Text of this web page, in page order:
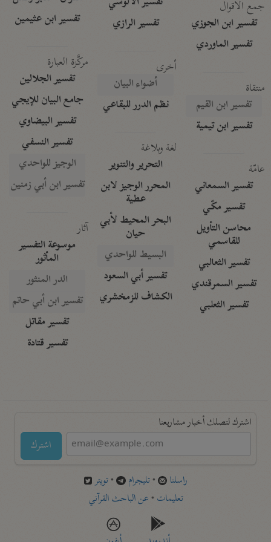
جمع الأقوال
تفسير ابن الجوزي
تفسير الماوردي
منتقاة
تفسير ابن القيم
تفسير ابن تيمية
عامّة
تفسير السمعاني
تفسير مكّي
محاسن التأويل
للقاسمي
تفسير الثعالبي
تفسير السمرقندي
تفسير الثعلبي
تفسير الرازي
أخرى
أضواء البيان
نظم الدرر للبقاعي
لغة وبلاغة
التحرير والتنوير
المحرر الوجيز لابن
عطية
البحر المحيط لأبي
حيان
البسيط للواحدي
تفسير أبي السعود
الكشاف للزمخشري
تفسير ابن عثيمين
مركَّزة العبارة
تفسير الجلالين
جامع البيان للإيجي
تفسير البيضاوي
تفسير النسفي
الوجيز للواحدي
تفسير ابن أبي زمنين
آثار
موسوعة التفسير
المأثور
الدر المنثور
تفسير ابن أبي حاتم
تفسير مقاتل
تفسير قتادة
اشترك لتصلك أخبار مشاريعنا
اشترك
راسلنا •تليجرام •تويتر
تعليمات •عن الباحث القرآني